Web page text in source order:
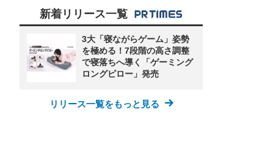
新着リリース一覧
3大「寝ながらゲーム」姿勢
を極める！7段階の高さ調整
で寝落ちへ導く「ゲーミング
ロングピロー」発売
リリース一覧をもっと見る